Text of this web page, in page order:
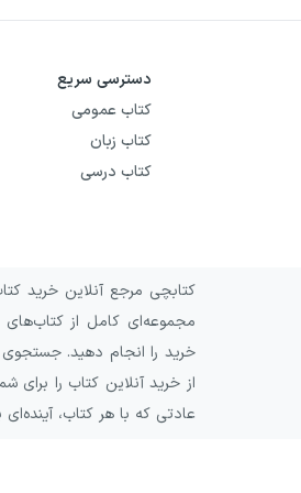
دسترسی سریع
کتاب عمومی
کتاب زبان
کتاب درسی
کتابچی مرجع آنلاین خرید
مجموعه‌ای کامل از کتاب‌های
خرید را انجام دهید.
از خرید آنلاین کتاب را
عادتی که با هر کتاب، آینده‌ای